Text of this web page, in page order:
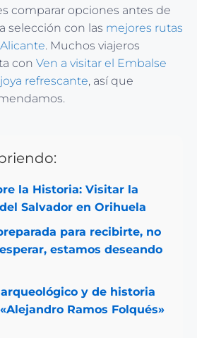
comparar opciones antes de
selección con las mejores rutas
. Muchos viajeros
con Ven a visitar el Embalse
refrescante, así que
la Historia: Visitar la
Salvador en Orihuela
para recibirte, no
estamos deseando
y de historia
Ramos Folqués»